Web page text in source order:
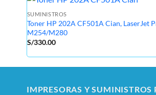
SUMINISTROS
Toner HP 202A CF501A Cian, LaserJet
M254/M280
S/330.00
IMPRESORAS Y SUMINISTROS